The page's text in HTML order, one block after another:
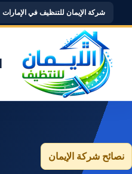
شركة الإيمان للتنظيف في الإمارات |
نصائح شركة الإيمان